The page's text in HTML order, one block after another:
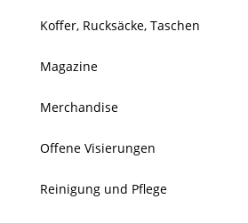
Koffer, Rucksäcke, Taschen
Magazine
Merchandise
Offene Visierungen
Reinigung und Pflege